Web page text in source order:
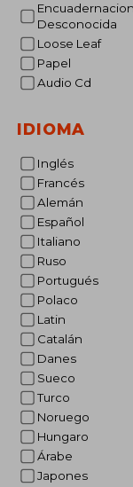
Encuadernacion
Desconocida
Loose Leaf
Papel
Audio Cd
IDIOMA
Inglés
Francés
Alemán
Español
Italiano
Ruso
Portugués
Polaco
Latin
Catalán
Danes
Sueco
Turco
Noruego
Hungaro
Árabe
Japones